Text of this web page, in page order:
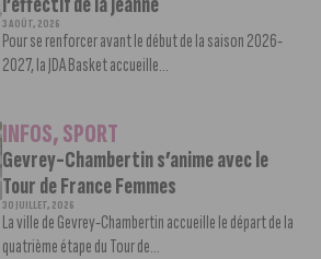
3 AOÛT, 2026
Pour se renforcer avant le début de la saison 2026-
2027, la JDA Basket accueille...
INFOS,SPORT
Gevrey-Chambertin s’anime avec le
Tour de France Femmes
30 JUILLET, 2026
La ville de Gevrey-Chambertin accueille le départ de la
quatrième étape du Tour de...